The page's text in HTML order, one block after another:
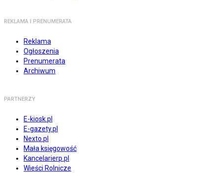
REKLAMA I PRENUMERATA
Reklama
Ogłoszenia
Prenumerata
Archiwum
PARTNERZY
E-kiosk.pl
E-gazety.pl
Nexto.pl
Mała księgowość
Kancelarierp.pl
Wieści Rolnicze